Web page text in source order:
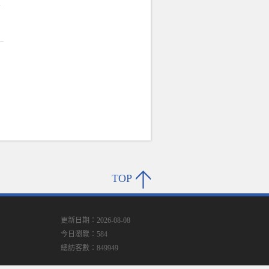
TOP
更新日期：2026-08-08
今日瀏覽：584
總訪客數：849949